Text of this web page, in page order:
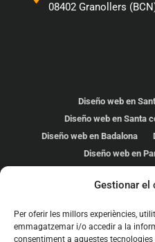
Gestionar el
Per oferir les millors experiències,
emmagatzemar i/o accedir a la
consentiment a aquestes
08402 Granollers
Diseño web en
Diseño web en Santa
Diseño web en Badalona
Diseño web en
Diseño web en
Diseño web en Malgrat de